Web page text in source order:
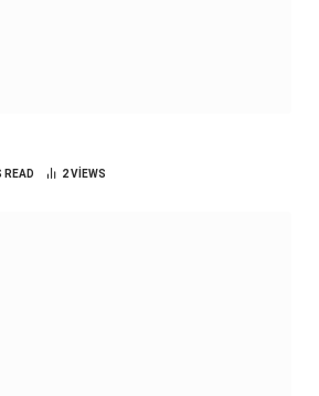
READ 2VIEWS